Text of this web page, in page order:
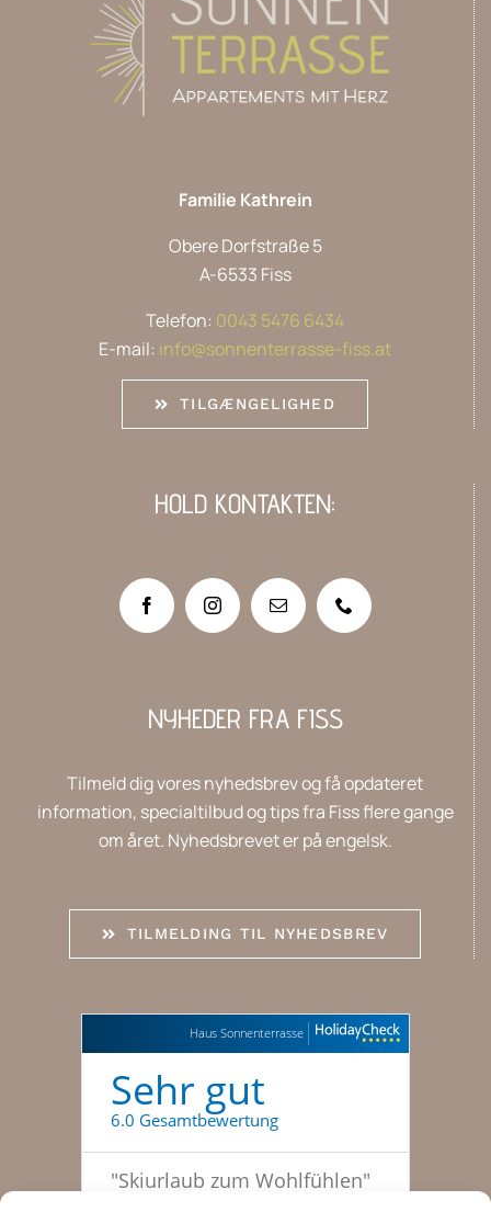
Familie Kathrein
Obere Dorfstraße 5
A-6533 Fiss
Telefon: 0043 5476 6434
E-mail: info@sonnenterrasse-fiss.at
TILGÆNGELIGHED
HOLD KONTAKTEN:
NYHEDER FRA FISS
Tilmeld dig vores nyhedsbrev og få opdateret
information, specialtilbud og tips fra Fiss flere gange
om året. Nyhedsbrevet er på engelsk.
TILMELDING TIL NYHEDSBREV
Haus Sonnenterrasse
Sehr gut
6.0 Gesamtbewertung
"Skiurlaub zum Wohlfühlen"